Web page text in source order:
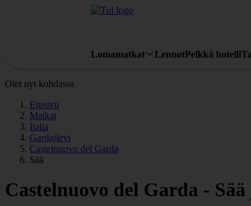
Lomamatkat LennotPelkkä hotelli
Olet nyt kohdassa
Etusivu
Matkat
Italia
Gardajärvi
Castelnuovo del Garda
Sää
Castelnuovo del Garda -